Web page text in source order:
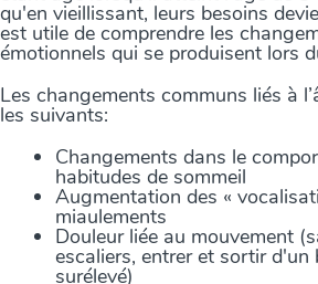
qu'en vieillissant, leurs besoins
est utile de comprendre les
émotionnels qui se produisent lors
Les changements communs liés à
les suivants:
Changements dans le
habitudes de sommeil
Augmentation des «
miaulements
Douleur liée au mouvement
escaliers, entrer et sortir d'un
surélevé)